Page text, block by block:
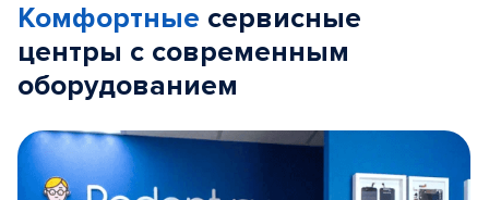
Комфортные сервисные
центры с современным
оборудованием